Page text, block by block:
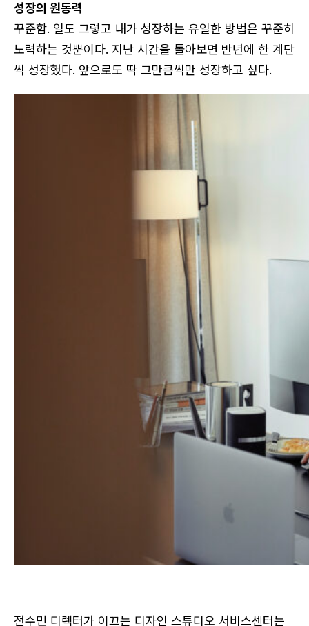
성장의 원동력
꾸준함. 일도 그렇고 내가 성장하는 유일한 방법은 꾸준히
노력하는 것뿐이다. 지난 시간을 돌아보면 반년에 한 계단
씩 성장했다. 앞으로도 딱 그만큼씩만 성장하고 싶다.
전수민 디렉터가 이끄는 디자인 스튜디오 서비스센터는